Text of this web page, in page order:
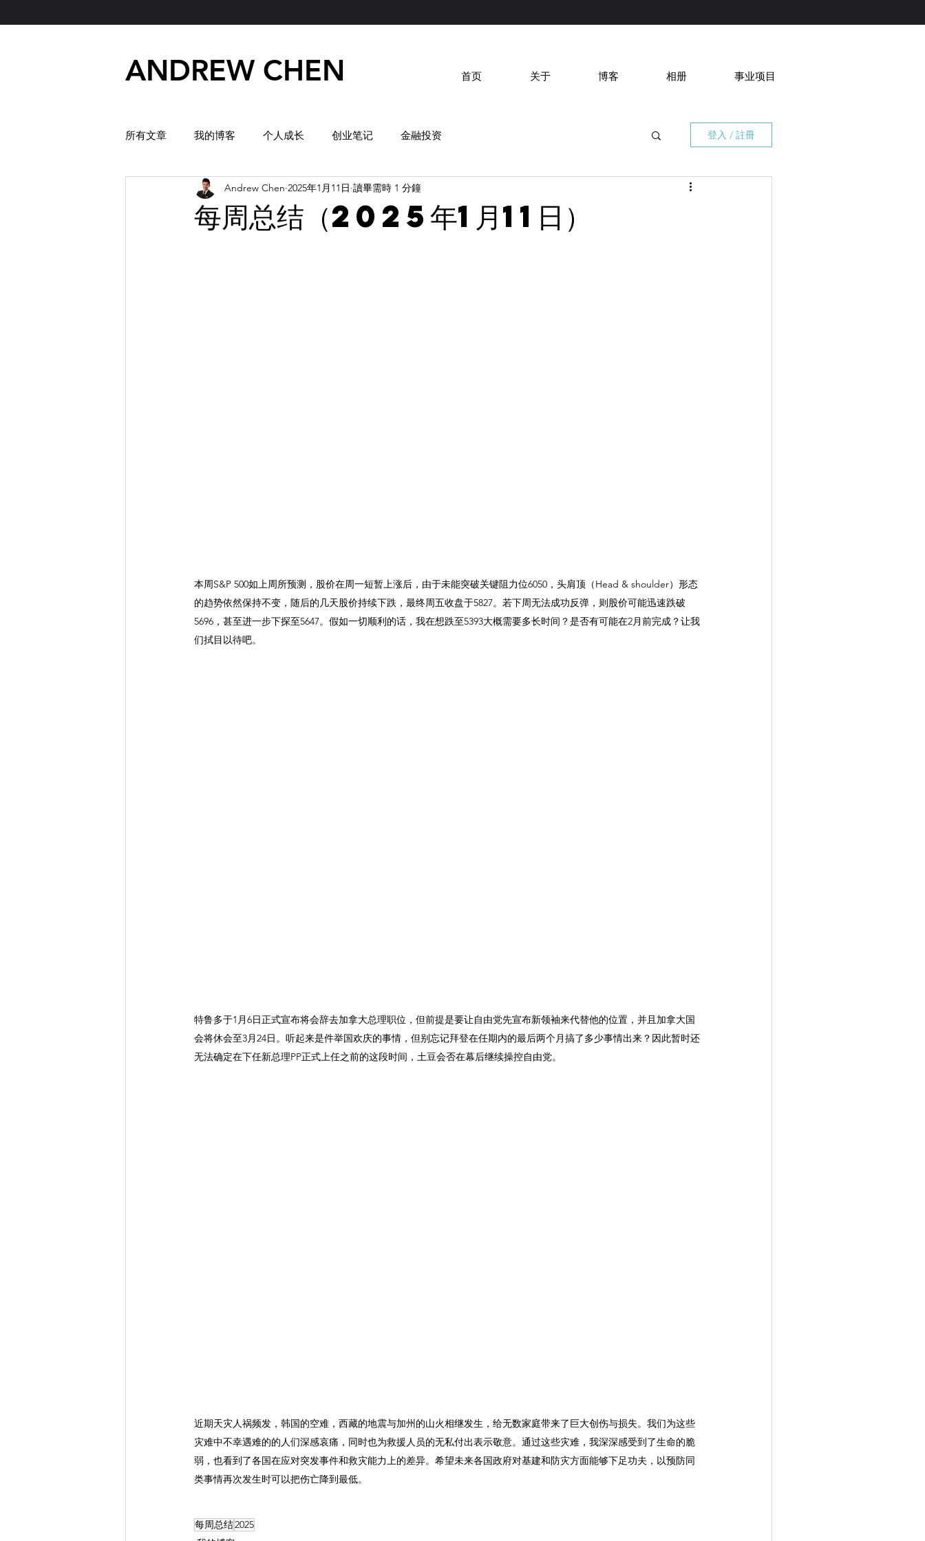
ANDREW CHEN 首页 关于 博客 相册 事业项目
所有文章 我的博客 个人成长 创业笔记 金融投资 登入 / 註冊
每周总结（2025年1月11日）
Andrew Chen 2025年1月11日 讀畢需時 1 分鐘
本周S&P 500如上周所预测，股价在周一短暂上涨后，由于未能突破关键阻力位6050，头肩顶（Head & shoulder）形态
的趋势依然保持不变，随后的几天股价持续下跌，最终周五收盘于5827。若下周无法成功反弹，则股价可能迅速跌破
5696，甚至进一步下探至5647。假如一切顺利的话，我在想跌至5393大概需要多长时间？是否有可能在2月前完成？让我
们拭目以待吧。
特鲁多于1月6日正式宣布将会辞去加拿大总理职位，但前提是要让自由党先宣布新领袖来代替他的位置，并且加拿大国
会将休会至3月24日。听起来是件举国欢庆的事情，但别忘记拜登在任期内的最后两个月搞了多少事情出来？因此暂时还
无法确定在下任新总理PP正式上任之前的这段时间，土豆会否在幕后继续操控自由党。
近期天灾人祸频发，韩国的空难，西藏的地震与加州的山火相继发生，给无数家庭带来了巨大创伤与损失。我们为这些
灾难中不幸遇难的的人们深感哀痛，同时也为救援人员的无私付出表示敬意。通过这些灾难，我深深感受到了生命的脆
弱，也看到了各国在应对突发事件和救灾能力上的差异。希望未来各国政府对基建和防灾方面能够下足功夫，以预防同
类事情再次发生时可以把伤亡降到最低。
每周总结2025